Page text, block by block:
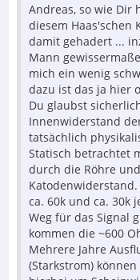
Andreas, so wie Dir
diesem Haas'schen
damit gehadert ...
Mann
mich ein wenig
dazu ist das ja hier
Du glaubst
Innenwiderstand
tatsächlich
Statisch betrachtet
durch die Röhre
ca. 60k und ca. 30k
Weg für das Signal
kommen die ~600
Mehrere Jahre
(Starkstrom)